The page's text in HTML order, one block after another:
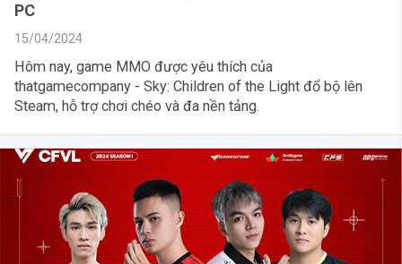
PC
15/04/2024
Hôm nay, game MMO được yêu thích của
thatgamecompany - Sky: Children of the Light đổ bộ lên
Steam, hỗ trợ chơi chéo và đa nền tảng.